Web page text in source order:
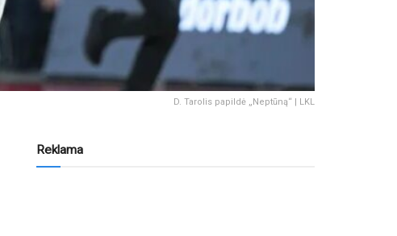
D. Tarolis papildė „Neptūną“ | LKL
Reklama